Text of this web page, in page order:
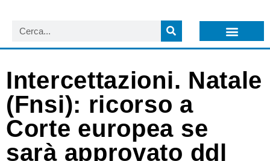
Intercettazioni. Natale
(Fnsi): ricorso a
Corte europea se
sarà approvato ddl